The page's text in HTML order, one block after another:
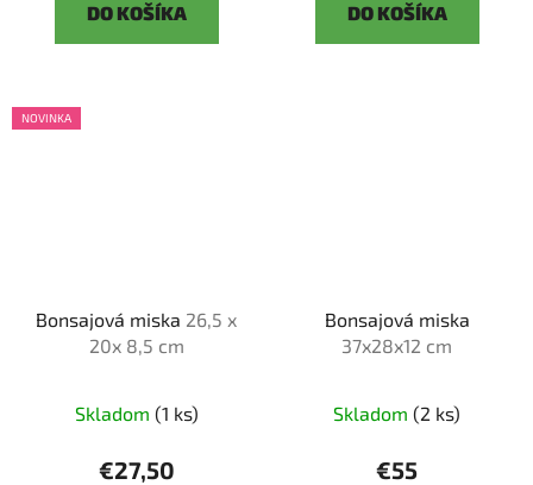
DO KOŠÍKA DO KOŠÍKA
NOVINKA
Bonsajová miska 26,5 x
20x 8,5 cm
Skladom (1 ks)
€27,50
Bonsajová miska
37x28x12 cm
Skladom (2 ks)
€55